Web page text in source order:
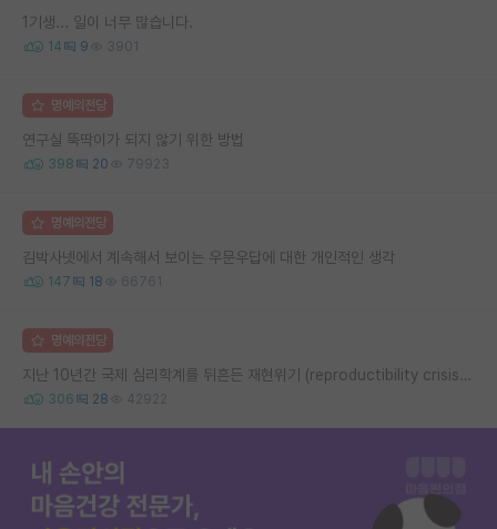
1기생... 일이 너무 많습니다.
14 9 3901
명예의전당
연구실 뚝딱이가 되지 않기 위한 방법
398 20 79923
명예의전당
김박사넷에서 계속해서 보이는 우문우답에 대한 개인적인 생각
147 18 66761
명예의전당
지난 10년간 국제 심리학계를 뒤흔든 재현위기 (reproductibility crisis) 요약 (1편)
306 28 42922